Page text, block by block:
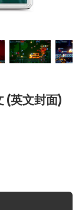
英文封面)